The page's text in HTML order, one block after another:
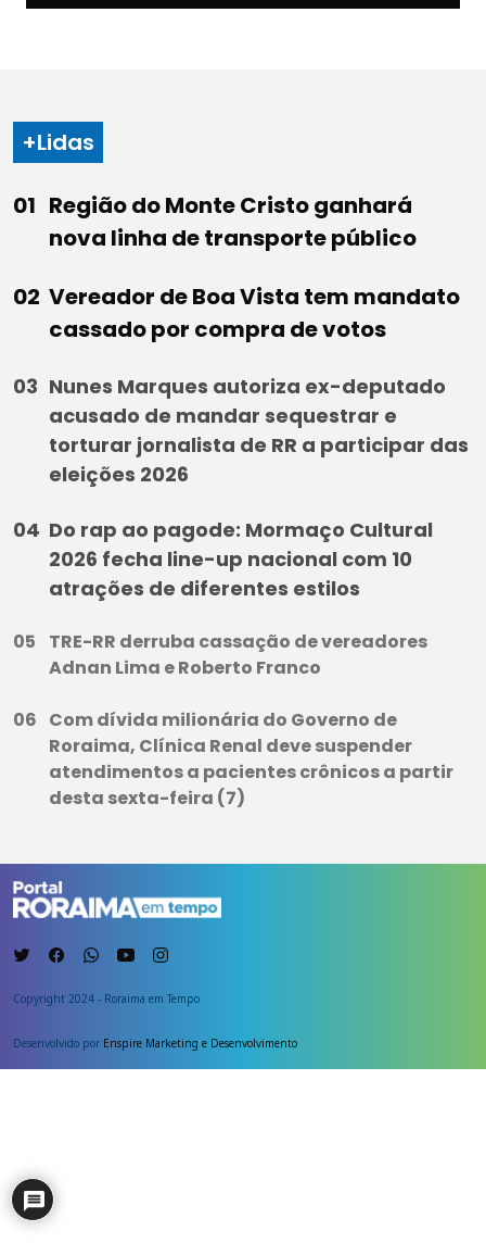
+Lidas
Região do Monte Cristo ganhará
nova linha de transporte público
Vereador de Boa Vista tem mandato
cassado por compra de votos
Nunes Marques autoriza ex-deputado
acusado de mandar sequestrar e
torturar jornalista de RR a participar das
eleições 2026
Do rap ao pagode: Mormaço Cultural
2026 fecha line-up nacional com 10
atrações de diferentes estilos
TRE-RR derruba cassação de vereadores
Adnan Lima e Roberto Franco
Com dívida milionária do Governo de
Roraima, Clínica Renal deve suspender
atendimentos a pacientes crônicos a partir
desta sexta-feira (7)
Copyright 2024 - Roraima em Tempo
Desenvolvido por Enspire Marketing e Desenvolvimento